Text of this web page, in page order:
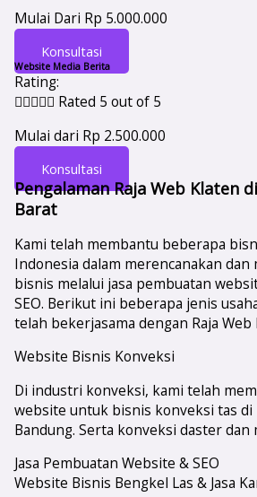
Mulai Dari Rp 5.000.000
Konsultasi
Website Media Berita
Rating:
 Rated 5 out of 5
Mulai dari Rp 2.500.000
Konsultasi
Pengalaman Raja Web Klaten
Barat
Kami telah membantu beberapa
Indonesia dalam merencanakan
bisnis melalui jasa pembuatan
SEO. Berikut ini beberapa jenis
telah bekerjasama dengan Raja Web
Website Bisnis Konveksi
Di industri konveksi, kami telah
website untuk bisnis konveksi tas di
Bandung. Serta konveksi daster dan
Jasa Pembuatan Website & SEO
Website Bisnis Bengkel Las & Jasa